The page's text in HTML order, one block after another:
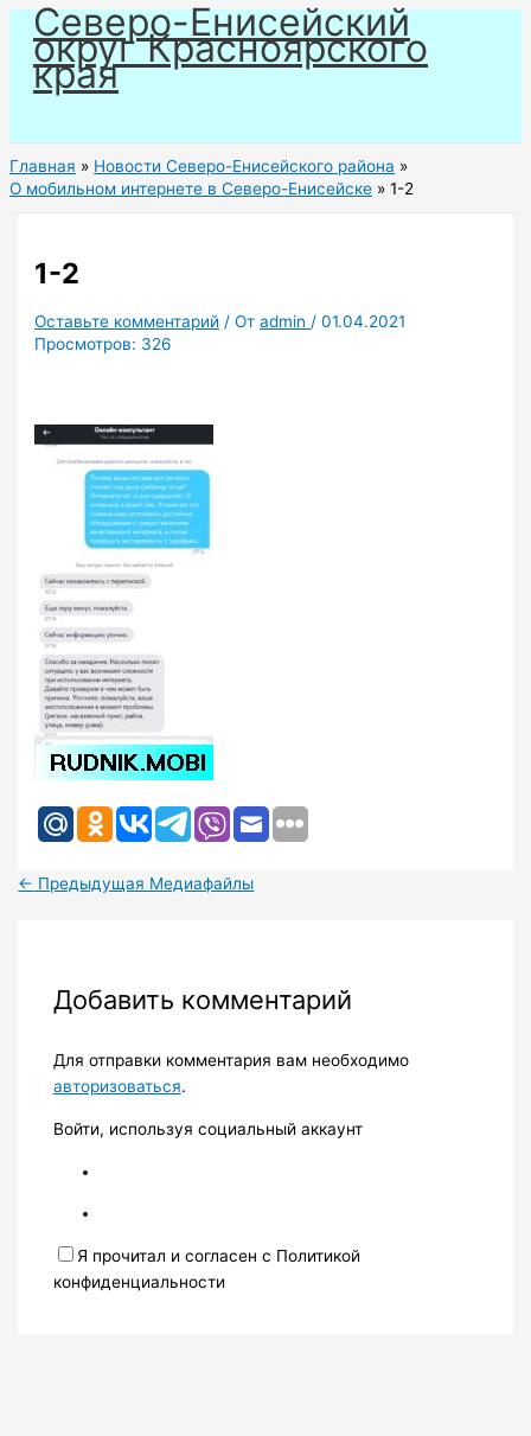
Перейти
содержимому
Северо-Енисейский
округ Красноярского
края
Главная
Новости Северо-Енисейского района
О мобильном интернете в Северо-Енисейске
1-2
1-2
Оставьте комментарий / Отadmin /01.04.2021
Просмотров: 326
← Предыдущая Медиафайлы
Добавить комментарий
Для отправки комментария вам необходимо
авторизоваться.
Войти, используя социальный аккаунт
Я прочитал и согласен с Политикой
конфиденциальности